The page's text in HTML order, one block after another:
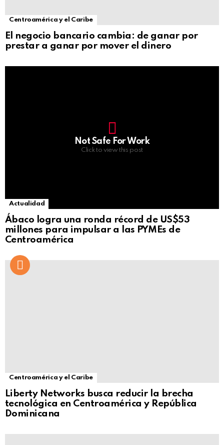
Centroamérica y el Caribe
El negocio bancario cambia: de ganar por
prestar a ganar por mover el dinero
Not Safe For Work
Click to view this post
Actualidad
Ábaco logra una ronda récord de US$53
millones para impulsar a las PYMEs de
Centroamérica
Centroamérica y el Caribe
Liberty Networks busca reducir la brecha
tecnológica en Centroamérica y República
Dominicana